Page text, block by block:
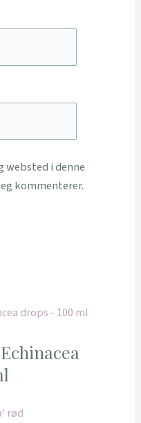
websted i denne
kommenterer.